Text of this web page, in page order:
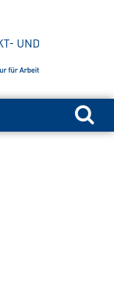
Suchen nach: